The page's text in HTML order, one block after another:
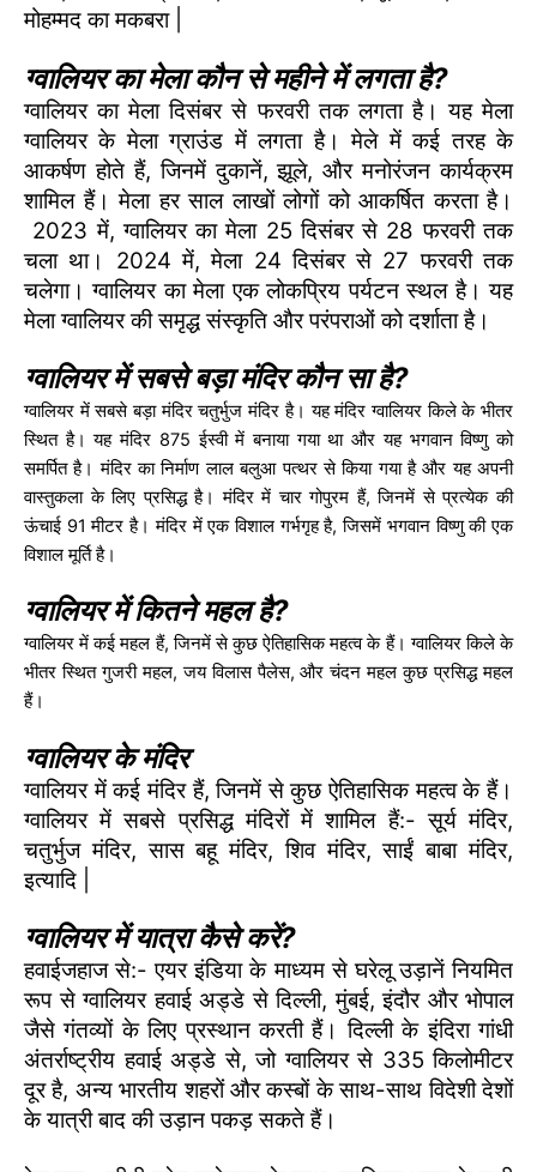
मोहम्मद का मकबरा |
ग्वालियर का मेला कौन से महीने में लगता है?
ग्वालियर का मेला दिसंबर से फरवरी तक लगता है। यह मेला
ग्वालियर के मेला ग्राउंड में लगता है। मेले में कई तरह के
आकर्षण होते हैं, जिनमें दुकानें, झूले, और मनोरंजन कार्यक्रम
शामिल हैं। मेला हर साल लाखों लोगों को आकर्षित करता है।
2023 में, ग्वालियर का मेला 25 दिसंबर से 28 फरवरी तक
चला था। 2024 में, मेला 24 दिसंबर से 27 फरवरी तक
चलेगा। ग्वालियर का मेला एक लोकप्रिय पर्यटन स्थल है। यह
मेला ग्वालियर की समृद्ध संस्कृति और परंपराओं को दर्शाता है।
ग्वालियर में सबसे बड़ा मंदिर कौन सा है?
ग्वालियर में सबसे बड़ा मंदिर चतुर्भुज मंदिर है। यह मंदिर ग्वालियर किले के भीतर
स्थित है। यह मंदिर 875 ईस्वी में बनाया गया था और यह भगवान विष्णु को
समर्पित है। मंदिर का निर्माण लाल बलुआ पत्थर से किया गया है और यह अपनी
वास्तुकला के लिए प्रसिद्ध है। मंदिर में चार गोपुरम हैं, जिनमें से प्रत्येक की
ऊंचाई 91 मीटर है। मंदिर में एक विशाल गर्भगृह है, जिसमें भगवान विष्णु की एक
विशाल मूर्ति है।
ग्वालियर में कितने महल है?
ग्वालियर में कई महल हैं, जिनमें से कुछ ऐतिहासिक महत्व के हैं। ग्वालियर किले के
भीतर स्थित गुजरी महल, जय विलास पैलेस, और चंदन महल कुछ प्रसिद्ध महल
हैं।
ग्वालियर के मंदिर
ग्वालियर में कई मंदिर हैं, जिनमें से कुछ ऐतिहासिक महत्व के हैं।
ग्वालियर में सबसे प्रसिद्ध मंदिरों में शामिल हैं:- सूर्य मंदिर,
चतुर्भुज मंदिर, सास बहू मंदिर, शिव मंदिर, साईं बाबा मंदिर,
इत्यादि |
ग्वालियर में यात्रा कैसे करें?
हवाईजहाज से:- एयर इंडिया के माध्यम से घरेलू उड़ानें नियमित
रूप से ग्वालियर हवाई अड्डे से दिल्ली, मुंबई, इंदौर और भोपाल
जैसे गंतव्यों के लिए प्रस्थान करती हैं। दिल्ली के इंदिरा गांधी
अंतर्राष्ट्रीय हवाई अड्डे से, जो ग्वालियर से 335 किलोमीटर
दूर है, अन्य भारतीय शहरों और कस्बों के साथ-साथ विदेशी देशों
के यात्री बाद की उड़ान पकड़ सकते हैं।